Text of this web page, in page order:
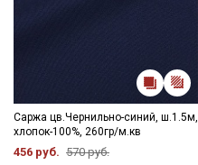
Саржа цв.Чернильно-синий, ш.1.5м,
хлопок-100%, 260гр/м.кв
456 руб. 570 руб.